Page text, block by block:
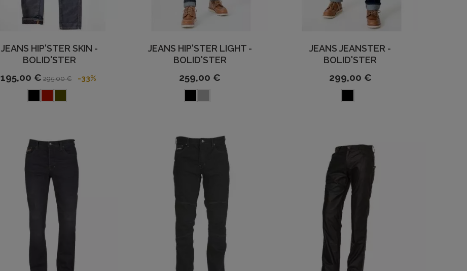
JEANS HIP'STER SKIN -
BOLID'STER
195,00 € 295,00 € -33%
JEANS HIP'STER LIGHT -
BOLID'STER
259,00 €
JEANS JEANSTER -
BOLID'STER
299,00 €